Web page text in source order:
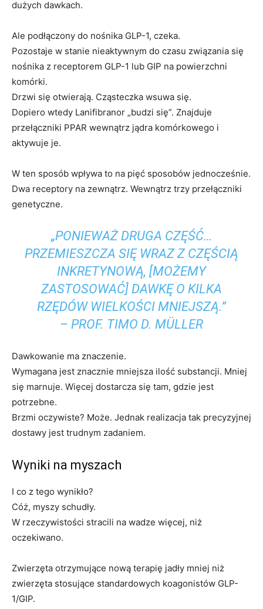
dużych dawkach.
Ale podłączony do nośnika GLP-1, czeka.
Pozostaje w stanie nieaktywnym do czasu związania się
nośnika z receptorem GLP-1 lub GIP na powierzchni
komórki.
Drzwi się otwierają. Cząsteczka wsuwa się.
Dopiero wtedy Lanifibranor „budzi się”. Znajduje
przełączniki PPAR wewnątrz jądra komórkowego i
aktywuje je.
W ten sposób wpływa to na pięć sposobów jednocześnie.
Dwa receptory na zewnątrz. Wewnątrz trzy przełączniki
genetyczne.
„PONIEWAŻ DRUGA CZĘŚĆ…
PRZEMIESZCZA SIĘ WRAZ Z CZĘŚCIĄ
INKRETYNOWĄ, [MOŻEMY
ZASTOSOWAĆ] DAWKĘ O KILKA
RZĘDÓW WIELKOŚCI MNIEJSZĄ.”
– PROF. TIMO D. MÜLLER
Dawkowanie ma znaczenie.
Wymagana jest znacznie mniejsza ilość substancji. Mniej
się marnuje. Więcej dostarcza się tam, gdzie jest
potrzebne.
Brzmi oczywiste? Może. Jednak realizacja tak precyzyjnej
dostawy jest trudnym zadaniem.
Wyniki na myszach
I co z tego wynikło?
Cóż, myszy schudły.
W rzeczywistości stracili na wadze więcej, niż
oczekiwano.
Zwierzęta otrzymujące nową terapię jadły mniej niż
zwierzęta stosujące standardowych koagonistów GLP-
1/GIP.